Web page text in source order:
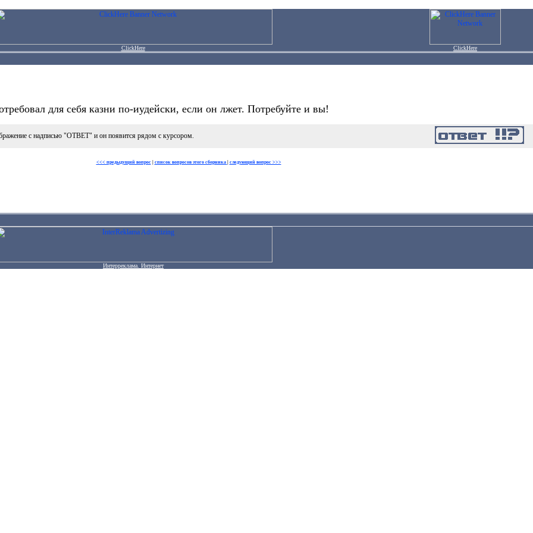
ClickHere ClickHere
для себя казни по-иудейски, если он лжет. Потребуйте и вы!
с надписью "ОТВЕТ" и он появится рядом с курсором.
<<< предыдущий вопрос| список вопросов этого сборника следующий вопрос >>>
Интерреклама. Интернет